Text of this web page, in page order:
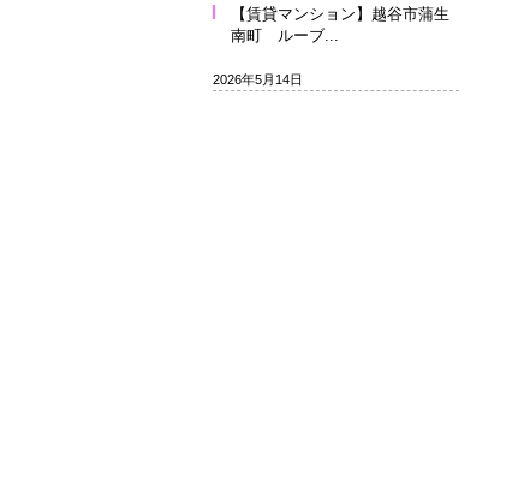
【賃貸マンション】越谷市蒲生
南町 ルーブ...
2026年5月14日